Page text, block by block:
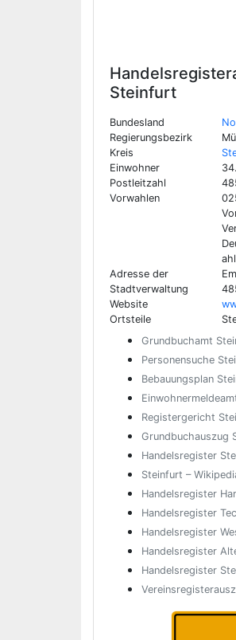
Steinfurt
Bundesland
Regierungsbezirk
Kreis
Einwohner
Postleitzahl
Vorwahlen
Adresse der
Stadtverwaltung
Website
Ortsteile
Grundbuchamt
Personensuche
Bebauungsplan
Registergericht
Grundbuchauszug
Handelsregister
Steinfurt –
Handelsregister
Handelsregister
Handelsregister
Handelsregister
Handelsregister